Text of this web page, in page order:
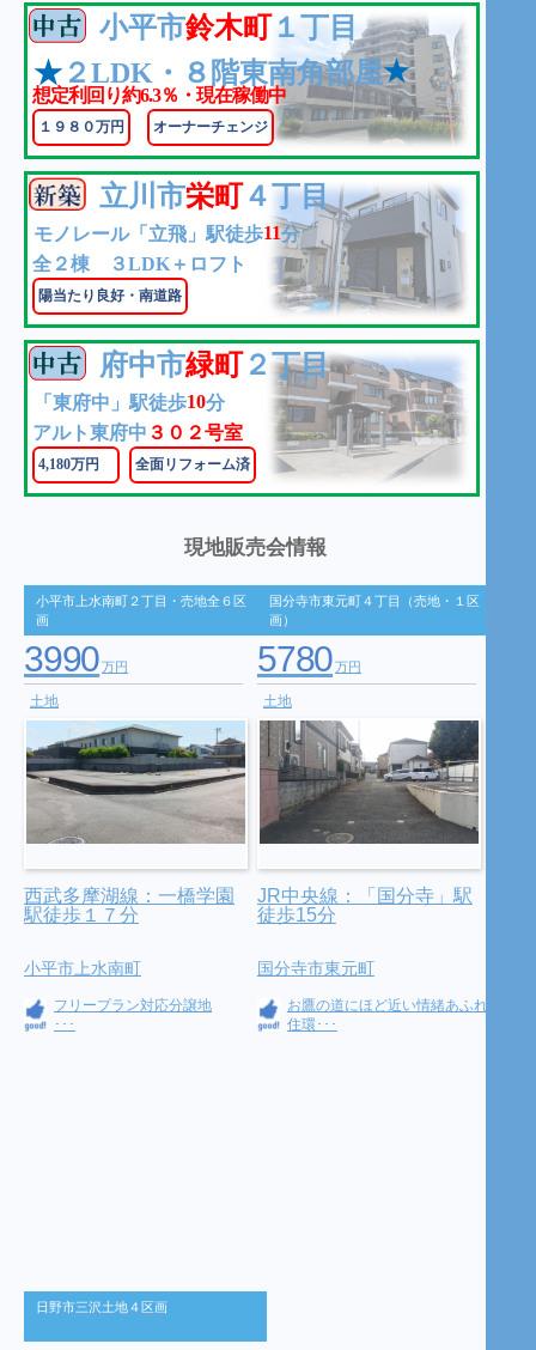
小平市鈴木町１丁目
★２LDK・８階東南角部屋★
想定利回り約6.3％・現在稼働中
１９８０万円 オーナーチェンジ
立川市栄町４丁目
モノレール「立飛」駅徒歩11分
全２棟 ３LDK＋ロフト
陽当たり良好・南道路
府中市緑町２丁目
「東府中」駅徒歩10分
アルト東府中 ３０２号室
4,180万円 全面リフォーム済
現地販売会情報
小平市上水南町２丁目・売地全６区
画
3990万円
土地
西武多摩湖線：一橋学園
駅徒歩１７分
小平市上水南町
フリープラン対応分譲地
･･･
国分寺市東元町４丁目（売地・１区
画）
5780万円
土地
JR中央線：「国分寺」駅
徒歩15分
国分寺市東元町
お鷹の道にほど近い情緒あふれる
住環･･･
日野市三沢土地４区画